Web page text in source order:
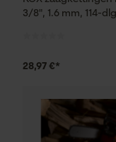
3/8", 1.6 mm, 114-
28,97 €*